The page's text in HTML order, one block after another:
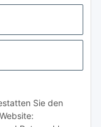
Sie den